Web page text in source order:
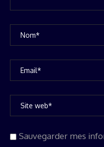
Sauvegarder mes